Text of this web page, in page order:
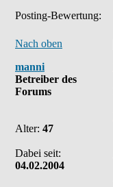
Posting-Bewertung:
Nach oben
manni
Betreiber des
Forums
Alter: 47
Dabei seit:
04.02.2004